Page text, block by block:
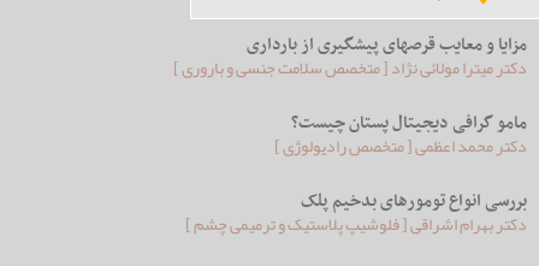
مزایا و معایب قرصهای پیشگیری از بارداری
دکتر میترا مولائی نژاد [ متخصص سلامت جنسی و باروری ]
مامو گرافی دیجیتال پستان چیست؟
دکتر محمد اعظمی [ متخصص رادیولوژِی ]
بررسی انواع تومورهای بدخیم پلک
دکتر بهرام اشراقی [ فلوشیپ پلاستیک و ترمیمی چشم ]